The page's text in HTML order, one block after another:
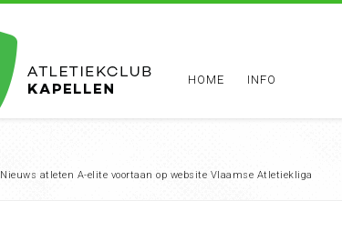
HOME INFO
Nieuws atleten A-elite voortaan op website Vlaamse Atletiekliga